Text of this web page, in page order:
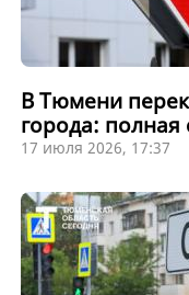
В Тюмени
города: полная
17 июля 2026, 17:37